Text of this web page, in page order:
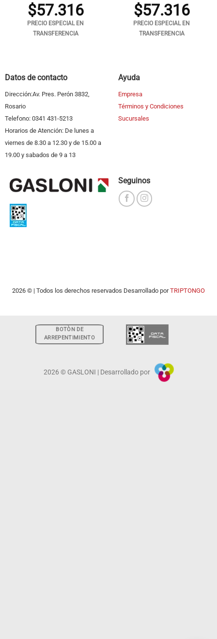
$57.316
PRECIO ESPECIAL EN
TRANSFERENCIA
$57.316
PRECIO ESPECIAL EN
TRANSFERENCIA
Datos de contacto
Dirección:Av. Pres. Perón 3832,
Rosario
Telefono: 0341 431-5213
Horarios de Atención: De lunes a
viernes de 8.30 a 12.30 y de 15.00 a
19.00 y sabados de 9 a 13
Ayuda
Empresa
Términos y Condiciones
Sucursales
Seguinos
2026 © | Todos los derechos reservados Desarrollado porTRIPTONGO
BOTÒN DE
ARREPENTIMIENTO
2026 © GASLONI | Desarrollado por